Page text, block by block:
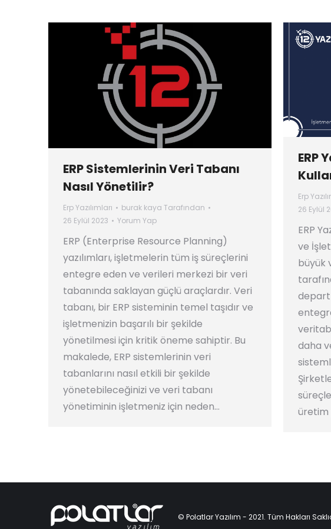
ERP Sistemlerinin Veri Tabanı
Nasıl Yönetilir?
Erp Yazılımları burak kaya Tarafından
26 Eylül 2023
Yorum Yap
ERP (Enterprise Resource Planning)
yazılımları, işletmelerin tüm iş süreçlerini
entegre eden ve verileri merkezi bir veri
tabanında saklayan güçlü araçlardır. Veri
tabanı, bir ERP sisteminin temel taşıdır ve
işletmenizin başarılı bir şekilde
yönetilmesi için kritik öneme sahiptir. Bu
makalede, ERP sistemlerinin veri
tabanlarını nasıl etkili bir şekilde
yönetebileceğinizi ve veri tabanı
yönetiminin işletmeniz için neden…
ERP
Erp
26 Eylül
ERP
ve
büyük
daha
üretim
© Polatlar Yazılım - 2021. Tüm Hakları